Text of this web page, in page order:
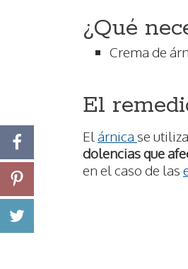
¿Qué
Crema de
El
El árnica se
dolencias que
en el caso de las